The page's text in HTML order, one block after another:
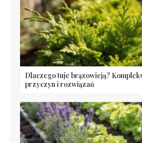
Dlaczego tuje brązowieją?
przyczyn i rozwiązań